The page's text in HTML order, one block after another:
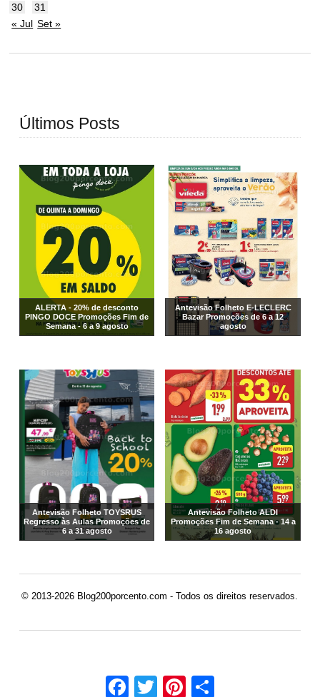
30
31
« Jul Set »
Últimos Posts
ALERTA - 20% de desconto
PINGO DOCE Promoções Fim de
Semana - 6 a 9 agosto
Antevisão Folheto E-LECLERC
Bazar Promoções de 6 a 12
agosto
Antevisão Folheto TOYSRUS
Regresso às Aulas Promoções de
6 a 31 agosto
Antevisão Folheto ALDI
Promoções Fim de Semana - 14 a
16 agosto
© 2013-2026 Blog200porcento.com - Todos os direitos reservados.
Facebook Twitter Pinterest